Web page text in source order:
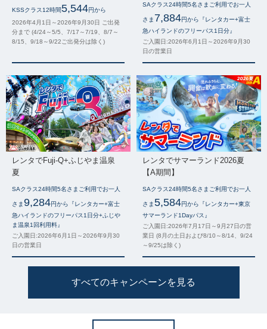
KSSクラス12時間5,544円から
2026年4月1日～2026年9月30日 ご出発
分まで (4/24～5/5、7/17～7/19、8/7～
8/15、9/18～9/22ご出発分は除く)
SAクラス24時間5名さまご利用でお一人
さま 7,884円から『レンタカー+富士
急ハイランドのフリーパス1日分』
ご入園日:2026年6月1日～2026年9月30
日の営業日
レンタでFuji-Q+ふじやま温泉
夏
SAクラス24時間5名さまご利用でお一人
さま9,284円から『レンタカー+富士
急ハイランドのフリーパス1日分+ふじや
ま温泉1回利用料』
ご入園日:2026年6月1日～2026年9月30
日の営業日
レンタでサマーランド2026夏
【A期間】
SAクラス24時間5名さまご利用でお一人
さま5,584円から『レンタカー+東京
サマーランド1Dayパス』
ご入園日:2026年7月17日～9月27日の営
業日 (8月の土日および8/10～8/14、9/24
～9/25は除く)
すべてのキャンペーンを見る